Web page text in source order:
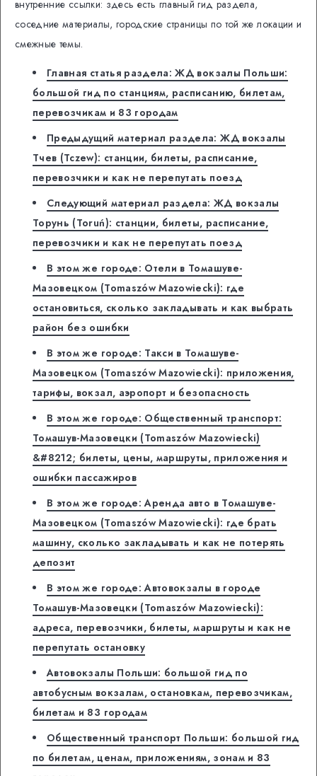
внутренние ссылки: здесь есть главный гид раздела,
соседние материалы, городские страницы по той же локации и
смежные темы.
Главная статья раздела: ЖД вокзалы Польши:
большой гид по станциям, расписанию, билетам,
перевозчикам и 83 городам
Предыдущий материал раздела: ЖД вокзалы
Тчев (Tczew): станции, билеты, расписание,
перевозчики и как не перепутать поезд
Следующий материал раздела: ЖД вокзалы
Торунь (Toruń): станции, билеты, расписание,
перевозчики и как не перепутать поезд
В этом же городе: Отели в Томашуве-
Мазовецком (Tomaszów Mazowiecki): где
остановиться, сколько закладывать и как выбрать
район без ошибки
В этом же городе: Такси в Томашуве-
Мазовецком (Tomaszów Mazowiecki): приложения,
тарифы, вокзал, аэропорт и безопасность
В этом же городе: Общественный транспорт:
Томашув-Мазовецки (Tomaszów Mazowiecki)
&#8212; билеты, цены, маршруты, приложения и
ошибки пассажиров
В этом же городе: Аренда авто в Томашуве-
Мазовецком (Tomaszów Mazowiecki): где брать
машину, сколько закладывать и как не потерять
депозит
В этом же городе: Автовокзалы в городе
Томашув-Мазовецки (Tomaszów Mazowiecki):
адреса, перевозчики, билеты, маршруты и как не
перепутать остановку
Автовокзалы Польши: большой гид по
автобусным вокзалам, остановкам, перевозчикам,
билетам и 83 городам
Общественный транспорт Польши: большой гид
по билетам, ценам, приложениям, зонам и 83